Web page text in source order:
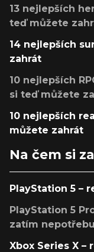
13 nejlepších
teď můžete
14 nejlepších
zahrát
10 nejlepších
si teď můžete
10 nejlepších
můžete zahrát
Na čem si
PlayStation 5 –
PlayStation 5
zatím
Xbox Series X